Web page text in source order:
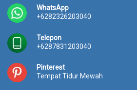
WhatsApp
+6282326203040
Telepon
+6287831203040
Pinterest
Tempat Tidur Mewah